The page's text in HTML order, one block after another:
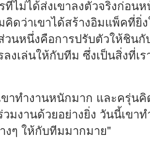
ที่ไม่ได้ส่งเขาลงตัวจริงก่อน
คิดว่าเขาได้สร้างอิมแพ็คที่ยิ่
นหนึ่งคือการปรับตัวให้ชิน
เล่นให้กับทีม ซึ่งเป็นสิ่งที่เร
าทำงานหนักมาก และครุ่นคิ
มงานด้วยอย่างยิ่ง วันนี้เขา
งๆ ให้กับทีมมากมาย"